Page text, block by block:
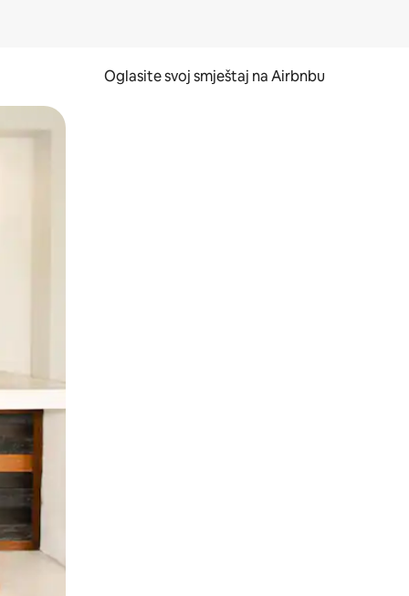
Oglasite svoj smještaj na Airbnbu